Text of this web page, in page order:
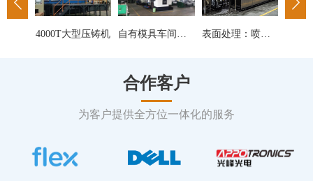
4000T大型压铸机 表面处理：喷砂，喷油，喷漆，喷粉，抛丸，流水线烘干线，超声波清洗，磨光等共37台。
合作客户
为客户提供全方位一体化的服务